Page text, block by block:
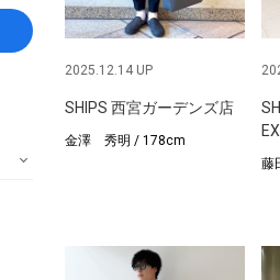
2025.12.14 UP
SHIPS 西宮ガーデンズ店
金澤 秀明 / 178cm
藤